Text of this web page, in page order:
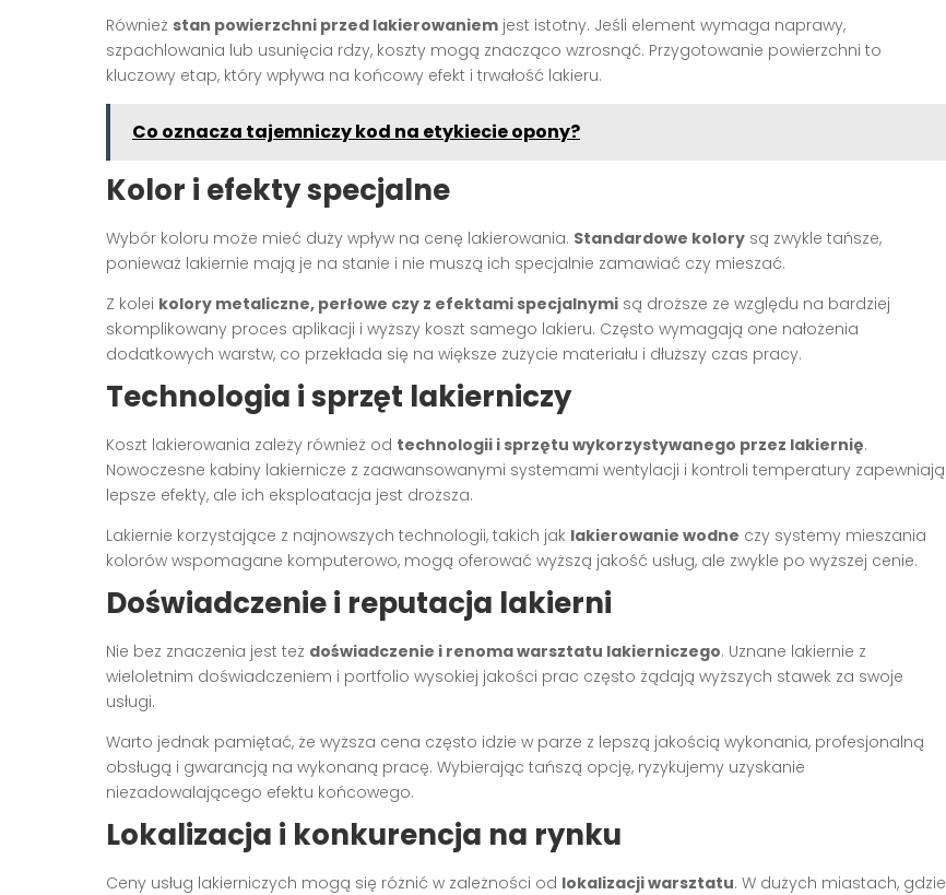
Również stan powierzchni przed lakierowaniem jest istotny. Jeśli element wymaga naprawy,
szpachlowania lub usunięcia rdzy, koszty mogą znacząco wzrosnąć. Przygotowanie powierzchni to
kluczowy etap, który wpływa na końcowy efekt i trwałość lakieru.
Co oznacza tajemniczy kod na etykiecie opony?
Kolor i efekty specjalne
Wybór koloru może mieć duży wpływ na cenę lakierowania. Standardowe kolory są zwykle tańsze,
ponieważ lakiernie mają je na stanie i nie muszą ich specjalnie zamawiać czy mieszać.
Z kolei kolory metaliczne, perłowe czy z efektami specjalnymi są droższe ze względu na bardziej
skomplikowany proces aplikacji i wyższy koszt samego lakieru. Często wymagają one nałożenia
dodatkowych warstw, co przekłada się na większe zużycie materiału i dłuższy czas pracy.
Technologia i sprzęt lakierniczy
Koszt lakierowania zależy również od technologii i sprzętu wykorzystywanego przez lakiernię.
Nowoczesne kabiny lakiernicze z zaawansowanymi systemami wentylacji i kontroli temperatury zapewniają
lepsze efekty, ale ich eksploatacja jest droższa.
Lakiernie korzystające z najnowszych technologii, takich jak lakierowanie wodne czy systemy mieszania
kolorów wspomagane komputerowo, mogą oferować wyższą jakość usług, ale zwykle po wyższej cenie.
Doświadczenie i reputacja lakierni
Nie bez znaczenia jest też doświadczenie i renoma warsztatu lakierniczego. Uznane lakiernie z
wieloletnim doświadczeniem i portfolio wysokiej jakości prac często żądają wyższych stawek za swoje
usługi.
Warto jednak pamiętać, że wyższa cena często idzie w parze z lepszą jakością wykonania, profesjonalną
obsługą i gwarancją na wykonaną pracę. Wybierając tańszą opcję, ryzykujemy uzyskanie
niezadowalającego efektu końcowego.
Lokalizacja i konkurencja na rynku
Ceny usług lakierniczych mogą się różnić w zależności od lokalizacji warsztatu. W dużych miastach, gdzie